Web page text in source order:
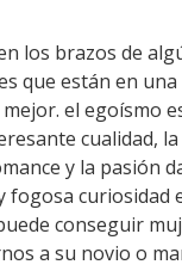
los brazos de
que están en
el egoísmo
cualidad,
y la pasión
curiosidad
conseguir
a su novio o